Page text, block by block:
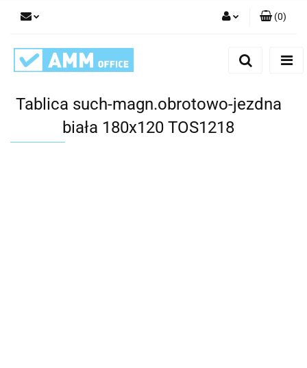
(0)
Tablica such-magn.obrotowo-jezdna
biała 180x120 TOS1218